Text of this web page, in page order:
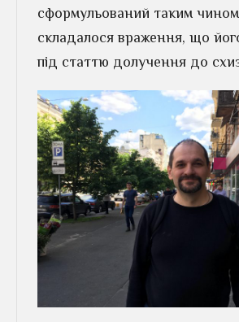
сформульований таким
складалося враження, що
під статтю долучення до